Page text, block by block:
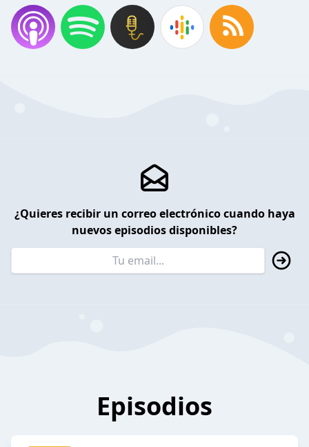
¿Quieres recibir un correo electrónico cuando haya
nuevos episodios disponibles?
Episodios